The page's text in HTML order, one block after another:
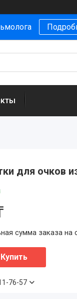
для очков
сумма заказа на
Купить
76-57